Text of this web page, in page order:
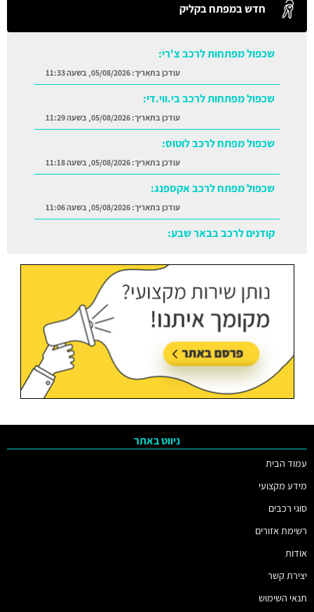
חדש במפתח בקליק
שכפול מפתחות לרכב צ'רי:
עודכן בתאריך:05/08/2026, בשעה 11:33
שכפול מפתחות לרכב בי.ווי.די:
עודכן בתאריך:05/08/2026, בשעה 11:29
שכפול מפתח לרכב לוטוס:
עודכן בתאריך:05/08/2026, בשעה 11:18
שכפול מפתח לרכב אקספנג:
עודכן בתאריך:05/08/2026, בשעה 11:06
קודנים לרכב בבאר שבע:
ניווט באתר
עמוד הבית
מידע מקצועי
סוגי רכבים
רשימת אזורים
אודות
יצירת קשר
תנאי השימוש